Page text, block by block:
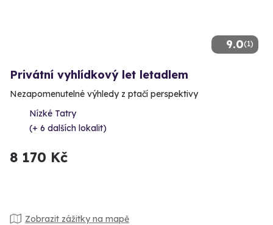
9.0(1)
Privátní vyhlídkový let letadlem
Nezapomenutelné výhledy z ptačí perspektivy
Nízké Tatry
(+ 6 dalších lokalit)
8 170 Kč
Zobrazit zážitky na mapě